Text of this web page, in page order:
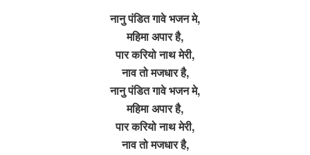
नानु पंडित गावे भजन मे,
महिमा अपार है,
पार करियो नाथ मेरी,
नाव तो मजधार है,
नानु पंडित गावे भजन मे,
महिमा अपार है,
पार करियो नाथ मेरी,
नाव तो मजधार है,